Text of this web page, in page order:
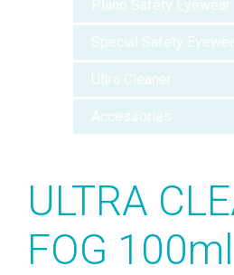
Plano Safety Eyewear
Special Safety
Ultra Cleaner
Accessories
ULTRA
FOG 100ml